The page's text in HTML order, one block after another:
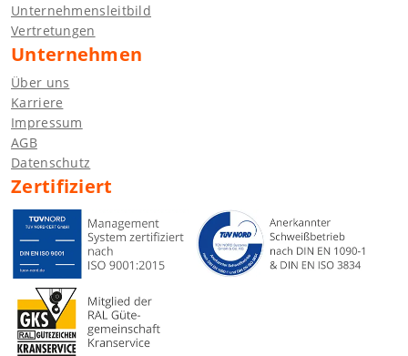
Unternehmensleitbild
Vertretungen
Unternehmen
Über uns
Karriere
Impressum
AGB
Datenschutz
Zertifiziert